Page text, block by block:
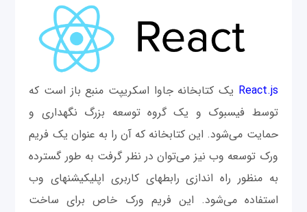
React.js یک کتابخانه جاوا اسکریپت منبع باز است که
توسط فیسبوک و یک گروه توسعه بزرگ نگهداری و
حمایت می‌شود. این کتابخانه که آن را به عنوان یک فریم
ورک توسعه وب نیز می‌توان در نظر گرفت به طور گسترده
به منظور راه اندازی رابط‎های کاربری اپلیکیشن‎های وب
استفاده می‌شود. این فریم ورک خاص برای ساخت